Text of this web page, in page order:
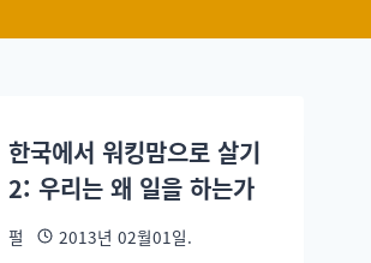
한국에서 워킹맘으로 살기
2: 우리는 왜 일을 하는가
펄 2013년 02월01일.